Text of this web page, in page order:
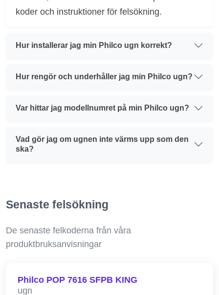
koder och instruktioner för felsökning.
Hur installerar jag min Philco ugn korrekt?
Hur rengör och underhåller jag min Philco ugn?
Var hittar jag modellnumret på min Philco ugn?
Vad gör jag om ugnen inte värms upp som den
ska?
Senaste felsökning
De senaste felkoderna från våra
produktbruksanvisningar
Philco POP 7616 SFPB KING
ugn